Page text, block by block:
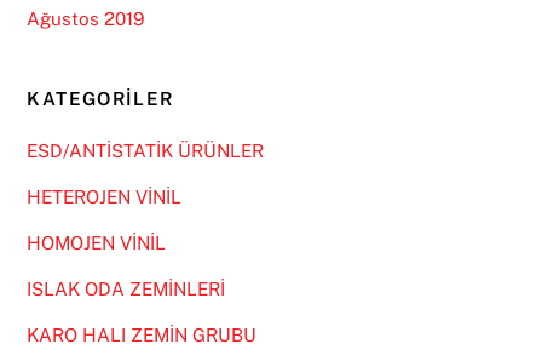
Ağustos 2019
KATEGORILER
ESD/ANTİSTATİK ÜRÜNLER
HETEROJEN VİNİL
HOMOJEN VİNİL
ISLAK ODA ZEMİNLERİ
KARO HALI ZEMİN GRUBU